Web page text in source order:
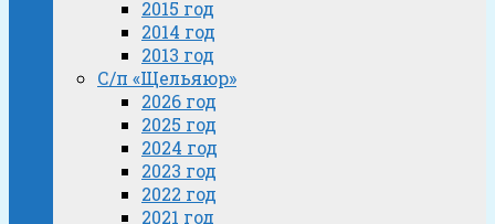
2015 год
2014 год
2013 год
С/п «Щельяюр»
2026 год
2025 год
2024 год
2023 год
2022 год
2021 год